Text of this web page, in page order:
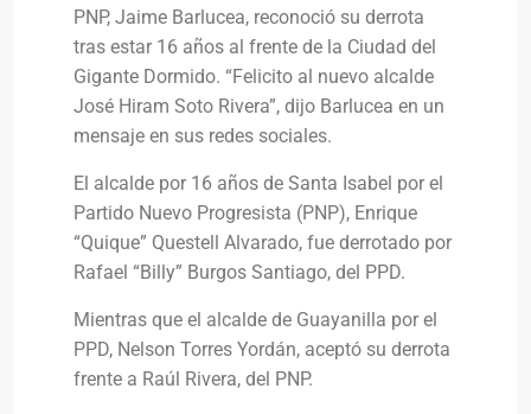
PNP, Jaime Barlucea, reconoció su derrota
tras estar 16 años al frente de la Ciudad del
Gigante Dormido. “Felicito al nuevo alcalde
José Hiram Soto Rivera”, dijo Barlucea en un
mensaje en sus redes sociales.
El alcalde por 16 años de Santa Isabel por el
Partido Nuevo Progresista (PNP), Enrique
“Quique” Questell Alvarado, fue derrotado por
Rafael “Billy” Burgos Santiago, del PPD.
Mientras que el alcalde de Guayanilla por el
PPD, Nelson Torres Yordán, aceptó su derrota
frente a Raúl Rivera, del PNP.